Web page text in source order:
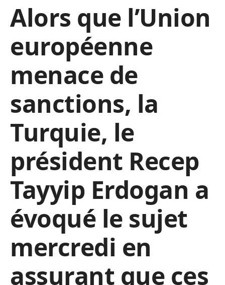
Alors que l’Union
européenne
menace de
sanctions, la
Turquie, le
président Recep
Tayyip Erdogan a
évoqué le sujet
mercredi en
assurant que ces